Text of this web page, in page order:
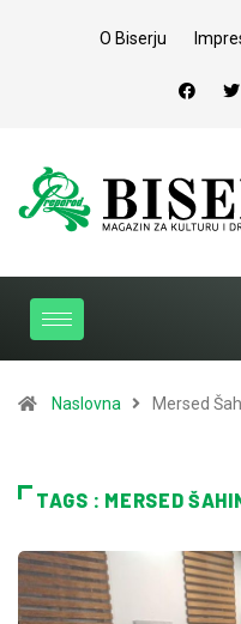
O Biserju
Naslovna Mersed
TAGS : MERSED